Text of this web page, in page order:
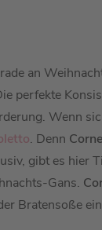
an
perfekte
Wenn
. Denn
gibt es hier
Gans.
Bratensoße